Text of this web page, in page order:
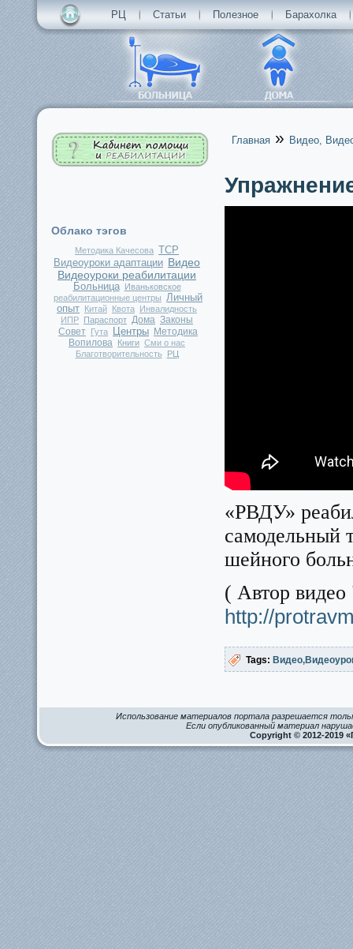
РЦ Статьи Полезное Барахолка
Облако тэгов
Методика Качесова
ТСР
Видеоуроки адаптации Видео
Видеоуроки реабилитации
Больница
Иваньковское
реабилитационные центры Личный
опыт Китай Квота Инвалидность
ИПР Параспорт Дома Законы
Совет Гута Центры Методика
Вопилова Книги Сми о нас
Благотворительность
РЦ
Вы здесь
Главная » Видео,
«РВДУ»
самодельный
шейного
( Автор
http://
Tags: Видео
Использование материалов портала разрешается
Если опубликованный материал
Copyright © 2012-2019